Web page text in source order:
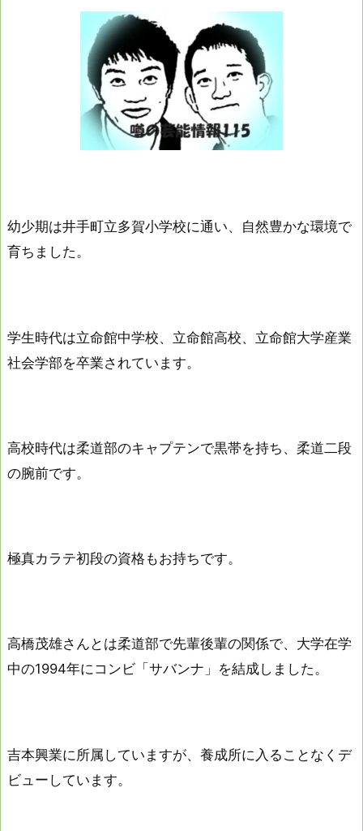
幼少期は井手町立多賀小学校に通い、自然豊かな環境で
育ちました。
学生時代は立命館中学校、立命館高校、立命館大学産業
社会学部を卒業されています。
高校時代は柔道部のキャプテンで黒帯を持ち、柔道二段
の腕前です。
極真カラテ初段の資格もお持ちです。
高橋茂雄さんとは柔道部で先輩後輩の関係で、大学在学
中の1994年にコンビ「サバンナ」を結成しました。
吉本興業に所属していますが、養成所に入ることなくデ
ビューしています。